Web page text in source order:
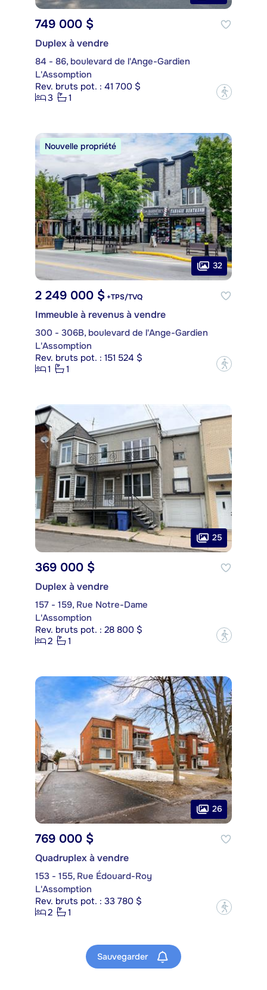
749 000 $
Duplex à vendre
84 - 86, boulevard de l'Ange-Gardien
L'Assomption
Rev. bruts pot. : 41 700 $
3
1 ?
Nouvelle propriété
32
2 249 000 $ +TPS/TVQ
Immeuble à revenus à vendre
300 - 306B, boulevard de l'Ange-Gardien
L'Assomption
Rev. bruts pot. : 151 524 $
1
1 ?
25
369 000 $
Duplex à vendre
157 - 159, Rue Notre-Dame
L'Assomption
Rev. bruts pot. : 28 800 $
2
1 ?
26
769 000 $
Quadruplex à vendre
153 - 155, Rue Édouard-Roy
L'Assomption
Rev. bruts pot. : 33 780 $
2
1 ?
Sauvegarder